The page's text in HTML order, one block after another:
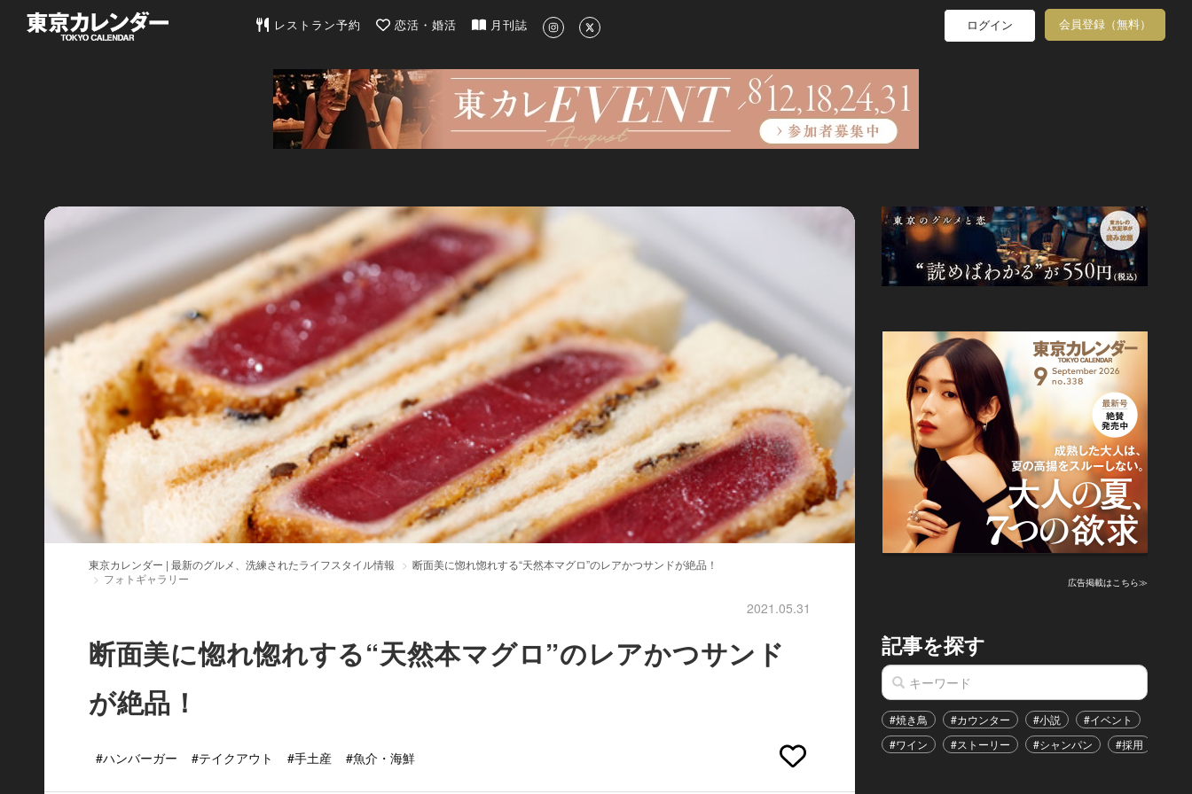
東京カレンダー | 最新のグルメ、洗練されたライフスタイル情報
レストラン予約 恋活・婚活 月刊誌 ログイン 会員登録（無料）
東京カレンダー | 最新のグルメ、洗練されたライフスタイル情報
断面美に惚れ惚れする“天然本マグロ”のレアかつサンドが絶品！
フォトギャラリー
2021.05.31
断面美に惚れ惚れする“天然本マグロ”のレアかつサンド
が絶品！
#ハンバーガー #テイクアウト #手土産 #魚介・海鮮
広告掲載はこちら≫
記事を探す
#焼き鳥 #カウンター #小説 #イベント
#ワイン
#ストーリー #シャンパン #採用